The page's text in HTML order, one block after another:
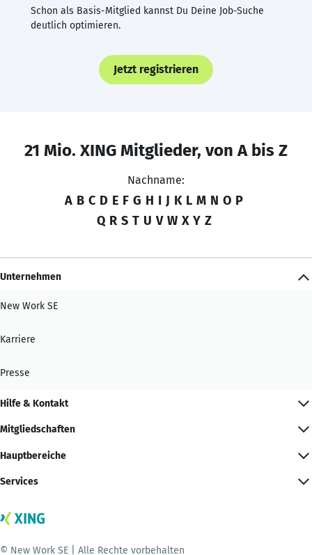
Schon als Basis-Mitglied kannst Du Deine Job-Suche
deutlich optimieren.
Jetzt registrieren
21 Mio. XING Mitglieder, von A bis Z
Nachname:
A B C D E F G H I J K L M N O P
Q R S T U V W X Y Z
Unternehmen
New Work SE
Karriere
Presse
Hilfe & Kontakt
Mitgliedschaften
Hauptbereiche
Services
© New Work SE | Alle Rechte vorbehalten